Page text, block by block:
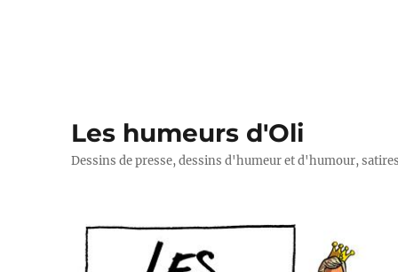
Les humeurs d'Oli
Dessins de presse, dessins d'humeur et d'humour,